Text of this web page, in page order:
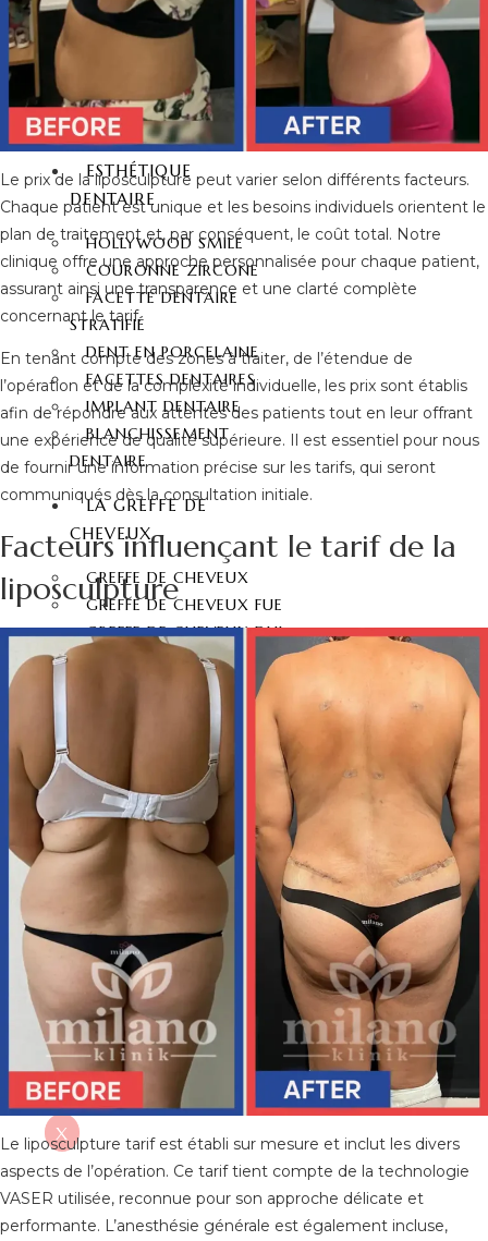
FESSES
LIFTING FESSIER – BBL
CHIRURGIE FESSIER
INJECTION FESSIER
ESTHÉTIQUE
DENTAIRE
HOLLYWOOD SMILE
COURONNE ZIRCONE
FACETTE DENTAIRE
STRATIFIÉ
DENT EN PORCELAINE
FACETTES DENTAIRES
IMPLANT DENTAIRE
BLANCHISSEMENT
DENTAIRE
LA GREFFE DE
CHEVEUX
GREFFE DE CHEVEUX
GREFFE DE CHEVEUX FUE
GREFFE DE CHEVEUX DHI
GREFFE DE CHEVEUX
GREFFE DE SOURCILS
CONTACT
FRANÇAIS
TÜRKÇE (TURC)
ANGLAIS
DEUTSCH
ALLEMAND
ITALIANO(ITALIEN
ESPAÑOL(ESPAGNOL
РУССКИЙ( RUSSE
X
Le prix de la liposculpture peut varier selon différents facteurs.
Chaque patient est unique et les besoins individuels orientent le
plan de traitement et, par conséquent, le coût total. Notre
clinique offre une approche personnalisée pour chaque patient,
assurant ainsi une transparence et une clarté complète
concernant le tarif.
En tenant compte des zones à traiter, de l’étendue de
l’opération et de la complexité individuelle, les prix sont établis
afin de répondre aux attentes des patients tout en leur offrant
une expérience de qualité supérieure. Il est essentiel pour nous
de fournir une information précise sur les tarifs, qui seront
communiqués dès la consultation initiale.
Facteurs influençant le tarif de la
liposculpture
Le liposculpture tarif est établi sur mesure et inclut les divers
aspects de l’opération. Ce tarif tient compte de la technologie
VASER utilisée, reconnue pour son approche délicate et
performante. L’anesthésie générale est également incluse,